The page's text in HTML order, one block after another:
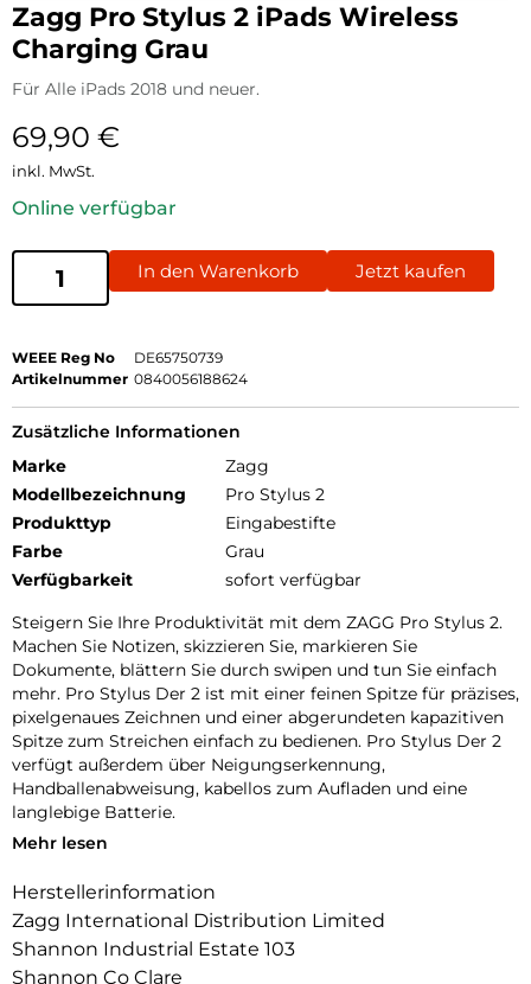
Zagg Pro Stylus 2 iPads Wireless
Charging Grau
Für Alle iPads 2018 und neuer.
69,90 €
inkl. MwSt.
Online verfügbar
In den Warenkorb Jetzt kaufen
WEEE Reg No
DE65750739
Artikelnummer 0840056188624
Zusätzliche Informationen
Marke
Zagg
Modellbezeichnung
Pro Stylus 2
Produkttyp
Eingabestifte
Farbe
Grau
Verfügbarkeit
sofort verfügbar
Steigern Sie Ihre Produktivität mit dem ZAGG Pro Stylus 2.
Machen Sie Notizen, skizzieren Sie, markieren Sie
Dokumente, blättern Sie durch swipen und tun Sie einfach
mehr. Pro Stylus Der 2 ist mit einer feinen Spitze für präzises,
pixelgenaues Zeichnen und einer abgerundeten kapazitiven
Spitze zum Streichen einfach zu bedienen. Pro Stylus Der 2
verfügt außerdem über Neigungserkennung,
Handballenabweisung, kabellos zum Aufladen und eine
langlebige Batterie.
Kabelloses Aufladen:
Das Pro Stylus 2 wird magnetisch an der mitgelieferten
kabellos Ladestation befestigt. Es funktioniert auch mit
jedem kabellos Qi-Ladegerät.
Mehr lesen
Herstellerinformation
Zagg International Distribution Limited
Shannon Industrial Estate 103
Shannon Co Clare